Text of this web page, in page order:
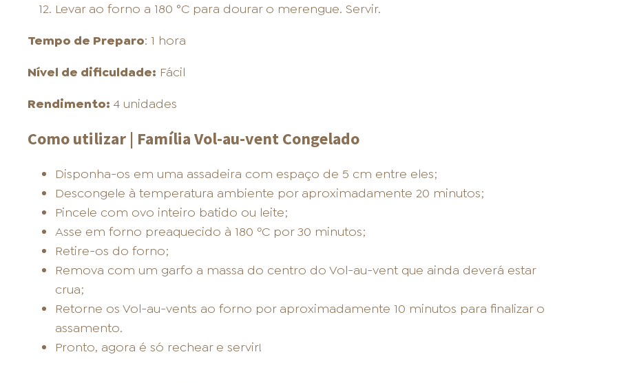
Levar ao forno a 180 °C para dourar o merengue. Servir.
Tempo de Preparo: 1 hora
Nível de dificuldade: Fácil
Rendimento: 4 unidades
Como utilizar | Família Vol-au-vent Congelado
Disponha-os em uma assadeira com espaço de 5 cm entre eles;
Descongele à temperatura ambiente por aproximadamente 20 minutos;
Pincele com ovo inteiro batido ou leite;
Asse em forno preaquecido à 180 ºC por 30 minutos;
Retire-os do forno;
Remova com um garfo a massa do centro do Vol-au-vent que ainda deverá estar
crua;
Retorne os Vol-au-vents ao forno por aproximadamente 10 minutos para finalizar o
assamento.
Pronto, agora é só rechear e servir!